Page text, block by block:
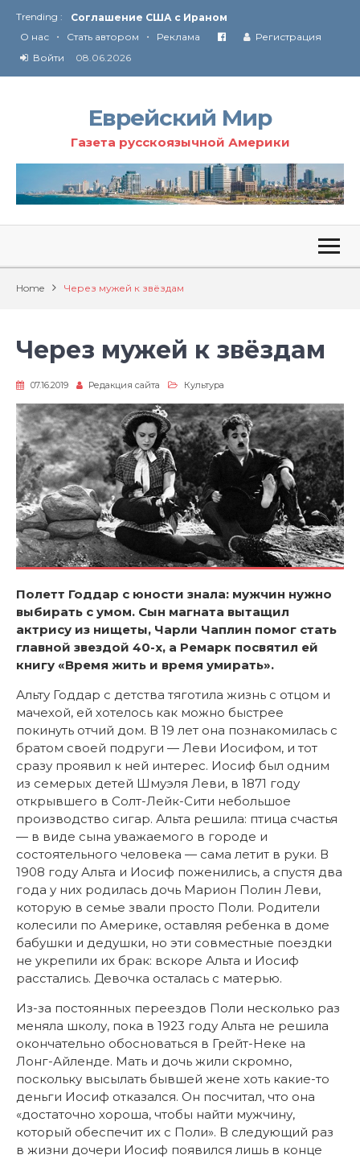
Trending :
Соглашение США с Ираном
Технология Революции в Иране
О нас • Стать автором • Реклама
Регистрация
Войти
08.06.2026
Еврейский Мир
Газета русскоязычной Америки
Home Через мужей к звёздам
Через мужей к звёздам
07.16.2019 Редакция сайта Культура
Полетт Годдар с юности знала: мужчин нужно
выбирать с умом. Сын магната вытащил
актрису из нищеты, Чарли Чаплин помог стать
главной звездой 40-х, а Ремарк посвятил ей
книгу «Время жить и время умирать».
Альту Годдар с детства тяготила жизнь с отцом и
мачехой, ей хотелось как можно быстрее
покинуть отчий дом. В 19 лет она познакомилась с
братом своей подруги — Леви Иосифом, и тот
сразу проявил к ней интерес. Иосиф был одним
из семерых детей Шмуэля Леви, в 1871 году
открывшего в Солт-Лейк-Сити небольшое
производство сигар. Альта решила: птица счастья
— в виде сына уважаемого в городе и
состоятельного человека — сама летит в руки. В
1908 году Альта и Иосиф поженились, а спустя два
года у них родилась дочь Марион Полин Леви,
которую в семье звали просто Поли. Родители
колесили по Америке, оставляя ребенка в доме
бабушки и дедушки, но эти совместные поездки
не укрепили их брак: вскоре Альта и Иосиф
расстались. Девочка осталась с матерью.
Из-за постоянных переездов Поли несколько раз
меняла школу, пока в 1923 году Альта не решила
окончательно обосноваться в Грейт-Неке на
Лонг-Айленде. Мать и дочь жили скромно,
поскольку высылать бывшей жене хоть какие-то
деньги Иосиф отказался. Он посчитал, что она
«достаточно хороша, чтобы найти мужчину,
который обеспечит их с Поли». В следующий раз
в жизни дочери Иосиф появился лишь в конце